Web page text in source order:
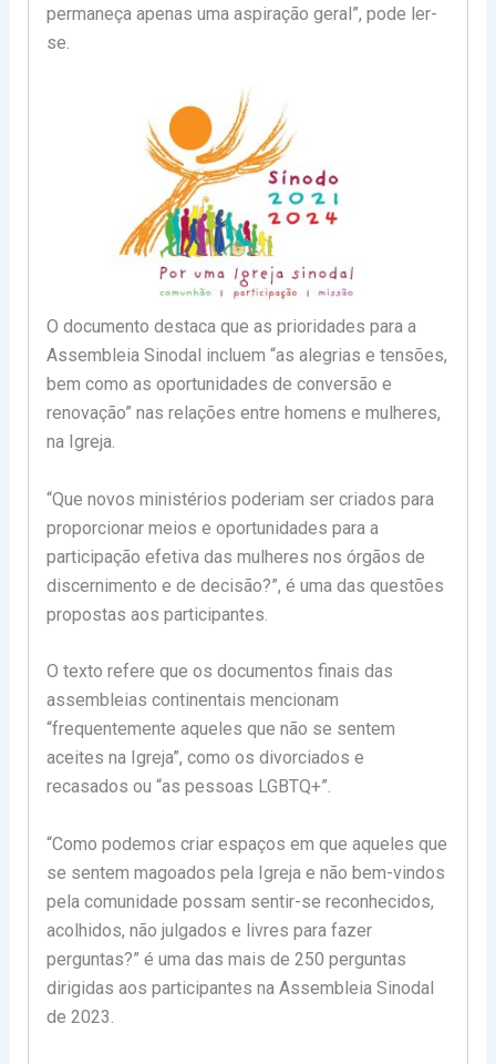
permaneça apenas uma aspiração geral”, pode ler-
se.
O documento destaca que as prioridades para a
Assembleia Sinodal incluem “as alegrias e tensões,
bem como as oportunidades de conversão e
renovação” nas relações entre homens e mulheres,
na Igreja.
“Que novos ministérios poderiam ser criados para
proporcionar meios e oportunidades para a
participação efetiva das mulheres nos órgãos de
discernimento e de decisão?”, é uma das questões
propostas aos participantes.
O texto refere que os documentos finais das
assembleias continentais mencionam
“frequentemente aqueles que não se sentem
aceites na Igreja”, como os divorciados e
recasados ou “as pessoas LGBTQ+”.
“Como podemos criar espaços em que aqueles que
se sentem magoados pela Igreja e não bem-vindos
pela comunidade possam sentir-se reconhecidos,
acolhidos, não julgados e livres para fazer
perguntas?” é uma das mais de 250 perguntas
dirigidas aos participantes na Assembleia Sinodal
de 2023.